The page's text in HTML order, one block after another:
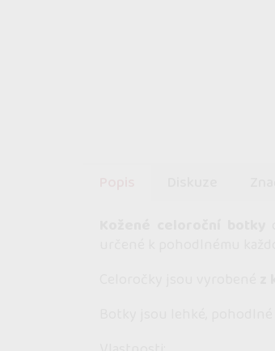
určené k pohodlnému
Botky jsou lehké,